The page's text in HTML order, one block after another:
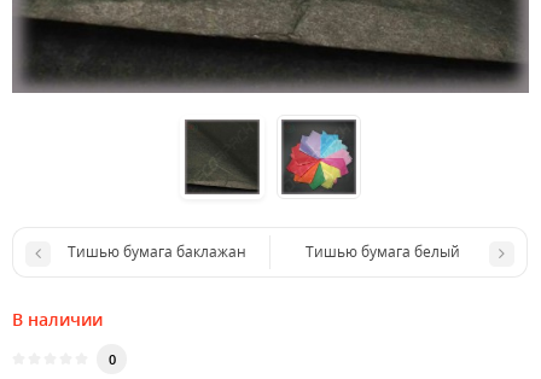
Тишью бумага баклажан Тишью бумага белый
В наличии
0